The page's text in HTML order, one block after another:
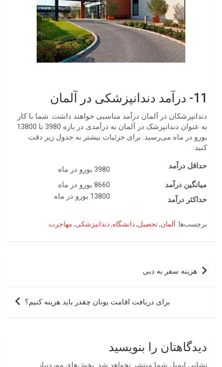
11- درآمد دندانپزشکی در آلمان
دندانپزشکان در آلمان درآمد مناسبی خواهند داشت. شما با کار
به عنوان دندانپزشک در آلمان به درآمدی در بازه 3980 تا 13800
یورو در ماه می‌رسید. برای جزئیات بیشتر به جدول زیر دقت
کنید:
حداقل درآمد
3980 یورو در ماه
میانگین درآمد
8660 یورو در ماه
حداکثر درآمد
13800 یورو در ماه
برچسب‌ها: آلمان,تحصیل,دانشگاه,دندانپزشکی, مهاجرت
راهبری
نوشته
هزینه سفر به دبی
برای دریافت اقامت یونان چقدر باید هزینه کنیم؟
دیدگاهتان را بنویسید
نشانی ایمیل شما منتشر نخواهد شد. بخش‌های موردنیاز